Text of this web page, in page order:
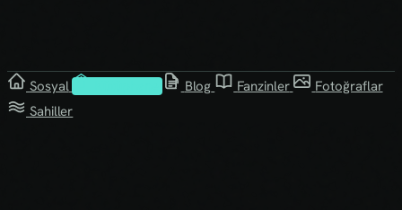
Sosyal Blog Fanzinler
Fotoğraflar
Sahiller